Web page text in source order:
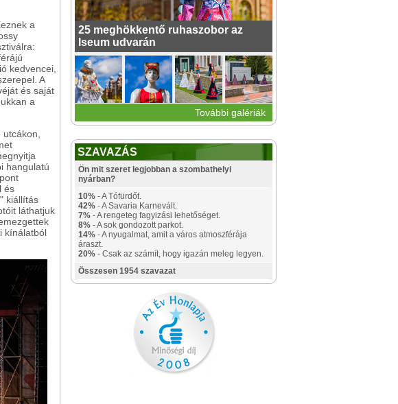
a
kedvencei,
A
és saját
a
hangulatú
és
kiállítás
láthatjuk
kínálatból
25 meghökkentő ruhaszobor az
Iseum udvarán
További galériák
SZAVAZÁS
Ön mit szeret legjobban a szombathelyi
nyárban?
10% - A Tófürdőt.
42% - A Savaria Karnevált.
7% - A rengeteg fagyizási lehetőséget.
8% - A sok gondozott parkot.
14% - A nyugalmat, amit a város atmoszférája
áraszt.
20% - Csak az számít, hogy igazán meleg legyen.
Összesen 1954 szavazat